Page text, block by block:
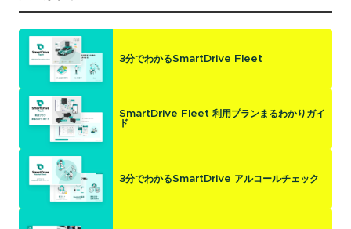
3分でわかるSmartDrive Fleet
SmartDrive Fleet 利用プランまるわかりガイ
ド
3分でわかるSmartDrive アルコールチェック